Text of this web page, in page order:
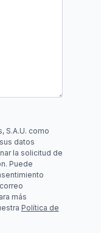
S.A.U. como
datos
la solicitud de
Puede
más
Política de